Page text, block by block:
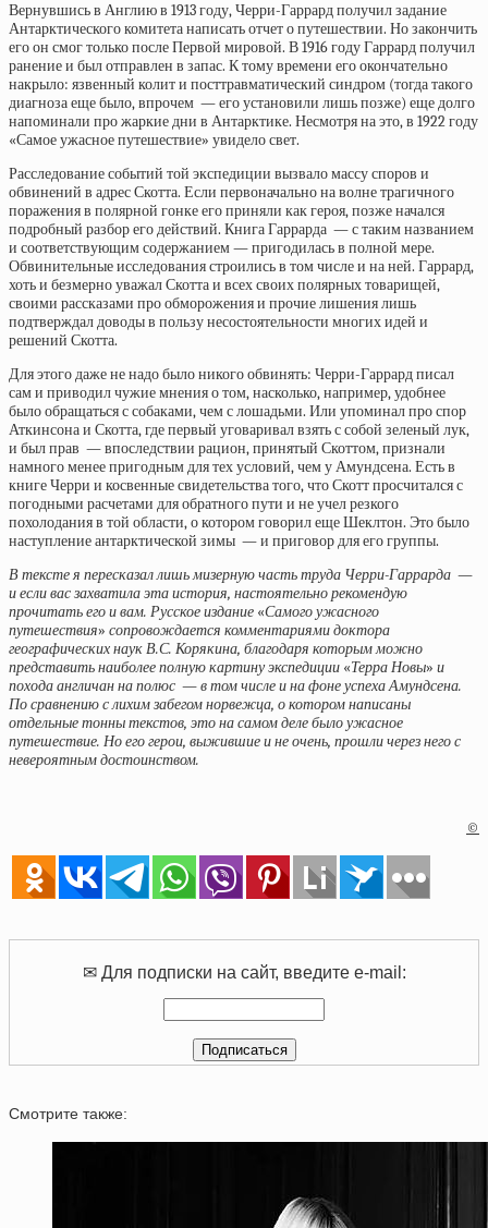
Вернувшись в Англию в 1913 году, Черри-Гаррард получил задание
Антарктического комитета написать отчет о путешествии. Но закончить
его он смог только после Первой мировой. В 1916 году Гаррард получил
ранение и был отправлен в запас. К тому времени его окончательно
накрыло: язвенный колит и посттравматический синдром (тогда такого
диагноза еще было, впрочем — его установили лишь позже) еще долго
напоминали про жаркие дни в Антарктике. Несмотря на это, в 1922 году
«Самое ужасное путешествие» увидело свет.
Расследование событий той экспедиции вызвало массу споров и
обвинений в адрес Скотта. Если первоначально на волне трагичного
поражения в полярной гонке его приняли как героя, позже начался
подробный разбор его действий. Книга Гаррарда — с таким названием
и соответствующим содержанием — пригодилась в полной мере.
Обвинительные исследования строились в том числе и на ней. Гаррард,
хоть и безмерно уважал Скотта и всех своих полярных товарищей,
своими рассказами про обморожения и прочие лишения лишь
подтверждал доводы в пользу несостоятельности многих идей и
решений Скотта.
Для этого даже не надо было никого обвинять: Черри-Гаррард писал
сам и приводил чужие мнения о том, насколько, например, удобнее
было обращаться с собаками, чем с лошадьми. Или упоминал про спор
Аткинсона и Скотта, где первый уговаривал взять с собой зеленый лук,
и был прав — впоследствии рацион, принятый Скоттом, признали
намного менее пригодным для тех условий, чем у Амундсена. Есть в
книге Черри и косвенные свидетельства того, что Скотт просчитался с
погодными расчетами для обратного пути и не учел резкого
похолодания в той области, о котором говорил еще Шеклтон. Это было
наступление антарктической зимы — и приговор для его группы.
В тексте я пересказал лишь мизерную часть труда Черри-Гаррарда —
и если вас захватила эта история, настоятельно рекомендую
прочитать его и вам. Русское издание «Самого ужасного
путешествия» сопровождается комментариями доктора
географических наук В.С. Корякина, благодаря которым можно
представить наиболее полную картину экспедиции «Терра Новы» и
похода англичан на полюс — в том числе и на фоне успеха Амундсена.
По сравнению с лихим забегом норвежца, о котором написаны
отдельные тонны текстов, это на самом деле было ужасное
путешествие. Но его герои, выжившие и не очень, прошли через него с
невероятным достоинством.
©
✉ Для подписки на сайт, введите e-mail:
Смотрите также: